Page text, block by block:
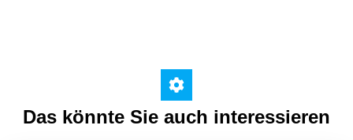
Das könnte Sie auch interessieren